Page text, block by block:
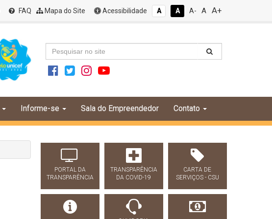
FAQ Mapa do Site Acessibilidade A A A- A A+
Informe-se Sala do Empreendedor Contato
PORTAL DA
TRANSPARÊNCIA
TRANSPARÊNCIA
DA COVID-19
CARTA DE
SERVIÇOS - CSU